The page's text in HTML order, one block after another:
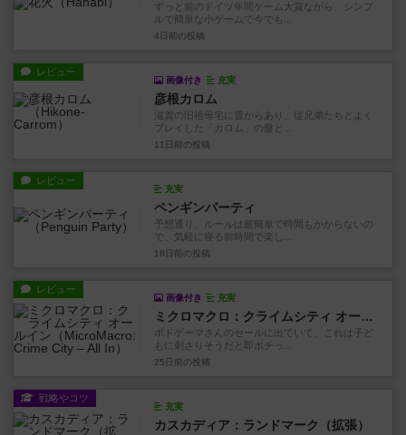
ずっと前のドイツ年間ゲーム大賞ながら、シンプ
ルで簡単な小ゲームで今でも...
4日前 の投稿
レビュー
画像付き 充実
彦根カロム
滋賀の旧祖母宅に昔からあり、従兄弟たちとよく
プレイした「カロム」の盤と...
11日前 の投稿
レビュー
充実
ペンギンパーティ
予想通り、ルールは超簡単で時間もかからないの
で、気軽に寝る前時間で楽し...
18日前 の投稿
レビュー
画像付き 充実
ミクロマクロ：クライムシティ オールイン
ボドゲーマさんのセールに出ていて、これは子ど
もに刺さりそうだと即ポチっ...
25日前 の投稿
戦略やコツ
充実
カスカディア：ランドマーク（拡張）